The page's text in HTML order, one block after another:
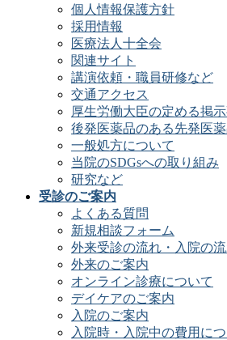
個人情報保護方針
採用情報
医療法人十全会
関連サイト
講演依頼・職員研修など
交通アクセス
厚生労働大臣の定める掲
後発医薬品のある先発医
一般処方について
当院のSDGsへの取り組み
研究など
受診のご案内
よくある質問
新規相談フォーム
外来受診の流れ・入院の
外来のご案内
オンライン診療について
デイケアのご案内
入院のご案内
入院時・入院中の費用に